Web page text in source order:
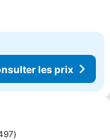
les prix
favoris